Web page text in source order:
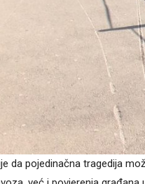
da pojedinačna tragedija